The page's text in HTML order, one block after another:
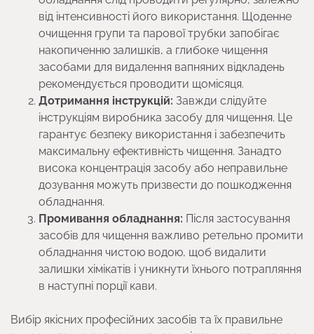
від інтенсивності його використання. Щоденне
очищення групи та парової трубки запобігає
накопиченню залишків, а глибоке чищення
засобами для видалення вапняних відкладень
рекомендується проводити щомісяця.
Дотримання інструкцій: Завжди слідуйте
інструкціям виробника засобу для чищення. Це
гарантує безпеку використання і забезпечить
максимальну ефективність чищення. Занадто
висока концентрація засобу або неправильне
дозування можуть призвести до пошкодження
обладнання.
Промивання обладнання: Після застосування
засобів для чищення важливо ретельно промити
обладнання чистою водою, щоб видалити
залишки хімікатів і уникнути їхнього потрапляння
в наступні порції кави.
Вибір якісних професійних засобів та їх правильне